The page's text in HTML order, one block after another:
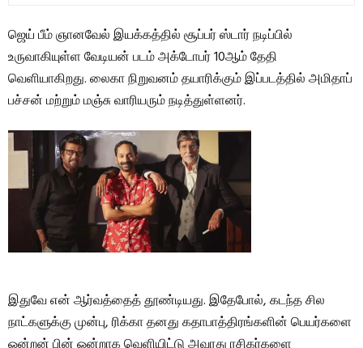
ஜெய் பீம் ஞானவேல் இயக்கத்தில் சூப்பர் ஸ்டார் நடிப்பில்
உருவாகியுள்ள வேடியன் படம் அக்டோபர் 10ஆம் தேதி
வெளியாகிறது. லைகா நிறுவனம் தயாரிக்கும் இப்படத்தில் அமிதாப்
பச்சன் மற்றும் மஞ்சு வாரியரும் நடித்துள்ளனர்.
இதுவே என் ஆர்வத்தைத் தூண்டியது. இதேபோல், கடந்த சில
நாட்களுக்கு முன்பு, ரிக்கா தனது கதாபாத்திரங்களின் பெயர்களை